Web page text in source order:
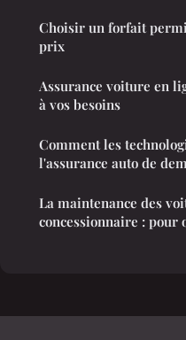
Choisir un forfait
prix
Assurance voiture en
à vos besoins
Comment les
l'assurance auto de
La maintenance des
concessionnaire : pour